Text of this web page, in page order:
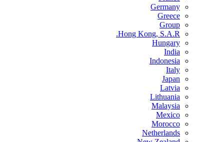
Germany
Greece
Group
Hong Kong, S.A.R.
Hungary
India
Indonesia
Italy
Japan
Latvia
Lithuania
Malaysia
Mexico
Morocco
Netherlands